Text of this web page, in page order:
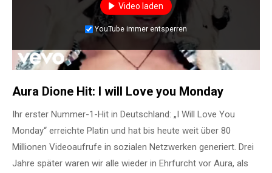
Video laden
YouTube immer entsperren
Aura Dione Hit: I will Love you Monday
Ihr erster Nummer-1-Hit in Deutschland: „I Will Love You
Monday“ erreichte Platin und hat bis heute weit über 80
Millionen Videoaufrufe in sozialen Netzwerken generiert. Drei
Jahre später waren wir alle wieder in Ehrfurcht vor Aura, als